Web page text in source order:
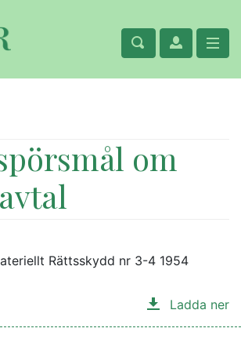
om
Rättsskydd nr 3-4 1954
Ladda ner